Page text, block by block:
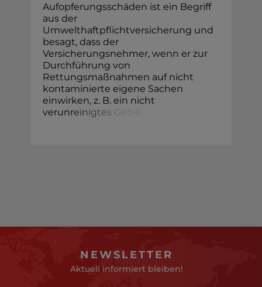
Aufopferungsschäden ist ein Begriff
aus der
Umwelthaftpflichtversicherung und
besagt, dass der
Versicherungsnehmer, wenn er zur
Durchführung von
Rettungsmaßnahmen auf nicht
kontaminierte eigene Sachen
einwirken, z. B. ein nicht
verunreinigtes Ge
NEWSLETTER
Aktuell informiert bleiben!